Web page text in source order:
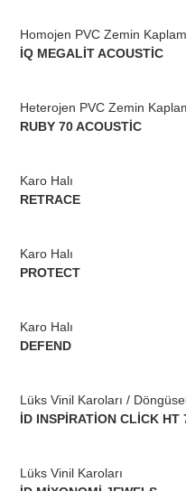
Homojen PVC Zemin
İQ MEGALİT ACOUSTİC
Heterojen PVC Zemin
RUBY 70 ACOUSTİC
Karo Halı
RETRACE
Karo Halı
PROTECT
Karo Halı
DEFEND
Lüks Vinil Karoları /
İD INSPİRATİON CLİCK HT
Lüks Vinil Karoları